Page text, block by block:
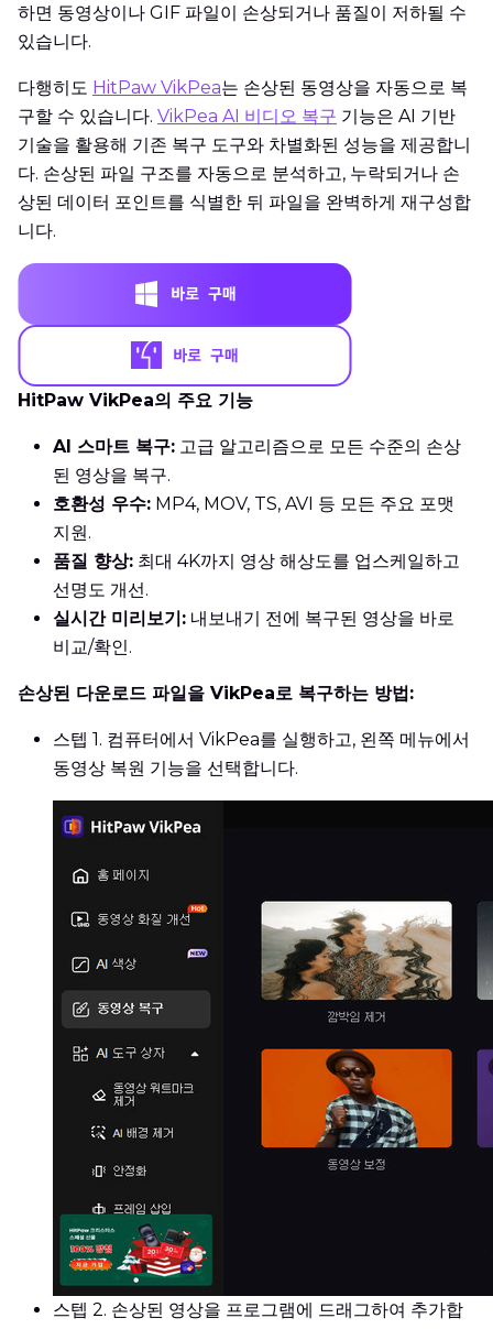
하면 동영상이나 GIF 파일이 손상되거나 품질이 저하될 수
있습니다.
다행히도 HitPaw VikPea는 손상된 동영상을 자동으로 복
구할 수 있습니다. VikPea AI 비디오 복구 기능은 AI 기반
기술을 활용해 기존 복구 도구와 차별화된 성능을 제공합니
다. 손상된 파일 구조를 자동으로 분석하고, 누락되거나 손
상된 데이터 포인트를 식별한 뒤 파일을 완벽하게 재구성합
니다.
HitPaw VikPea의 주요 기능
AI 스마트 복구: 고급 알고리즘으로 모든 수준의 손상
된 영상을 복구.
호환성 우수: MP4, MOV, TS, AVI 등 모든 주요 포맷
지원.
품질 향상: 최대 4K까지 영상 해상도를 업스케일하고
선명도 개선.
실시간 미리보기: 내보내기 전에 복구된 영상을 바로
비교/확인.
손상된 다운로드 파일을 VikPea로 복구하는 방법:
스텝 1. 컴퓨터에서 VikPea를 실행하고, 왼쪽 메뉴에서
동영상 복원 기능을 선택합니다.
스텝 2. 손상된 영상을 프로그램에 드래그하여 추가합